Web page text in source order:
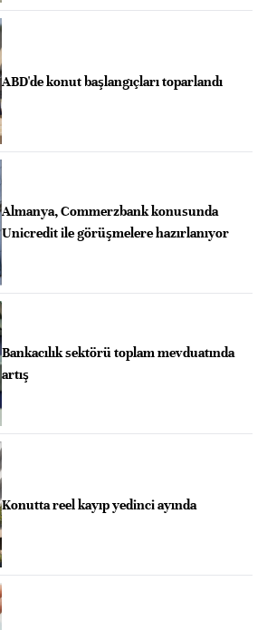
ABD'de konut başlangıçları toparlandı
Almanya, Commerzbank konusunda
Unicredit ile görüşmelere hazırlanıyor
Bankacılık sektörü toplam mevduatında
artış
Konutta reel kayıp yedinci ayında